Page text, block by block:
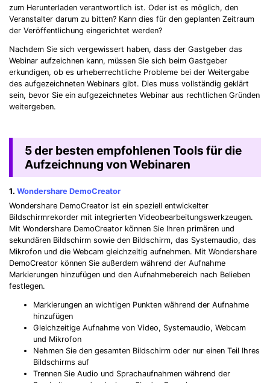
zum Herunterladen verantwortlich ist. Oder ist es möglich, den
Veranstalter darum zu bitten? Kann dies für den geplanten Zeitraum
der Veröffentlichung eingerichtet werden?
Nachdem Sie sich vergewissert haben, dass der Gastgeber das
Webinar aufzeichnen kann, müssen Sie sich beim Gastgeber
erkundigen, ob es urheberrechtliche Probleme bei der Weitergabe
des aufgezeichneten Webinars gibt. Dies muss vollständig geklärt
sein, bevor Sie ein aufgezeichnetes Webinar aus rechtlichen Gründen
weitergeben.
5 der besten empfohlenen Tools für die
Aufzeichnung von Webinaren
1. Wondershare DemoCreator
Wondershare DemoCreator ist ein speziell entwickelter
Bildschirmrekorder mit integrierten Videobearbeitungswerkzeugen.
Mit Wondershare DemoCreator können Sie Ihren primären und
sekundären Bildschirm sowie den Bildschirm, das Systemaudio, das
Mikrofon und die Webcam gleichzeitig aufnehmen. Mit Wondershare
DemoCreator können Sie außerdem während der Aufnahme
Markierungen hinzufügen und den Aufnahmebereich nach Belieben
festlegen.
Markierungen an wichtigen Punkten während der Aufnahme
hinzufügen
Gleichzeitige Aufnahme von Video, Systemaudio, Webcam
und Mikrofon
Nehmen Sie den gesamten Bildschirm oder nur einen Teil Ihres
Bildschirms auf
Trennen Sie Audio und Sprachaufnahmen während der